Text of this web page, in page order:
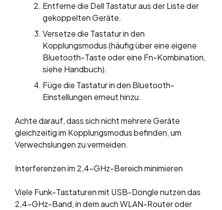
Entferne die Dell Tastatur aus der Liste der
gekoppelten Geräte.
Versetze die Tastatur in den
Kopplungsmodus (häufig über eine eigene
Bluetooth-Taste oder eine Fn-Kombination,
siehe Handbuch).
Füge die Tastatur in den Bluetooth-
Einstellungen erneut hinzu.
Achte darauf, dass sich nicht mehrere Geräte
gleichzeitig im Kopplungsmodus befinden, um
Verwechslungen zu vermeiden.
Interferenzen im 2,4-GHz-Bereich minimieren
Viele Funk-Tastaturen mit USB-Dongle nutzen das
2,4-GHz-Band, in dem auch WLAN-Router oder